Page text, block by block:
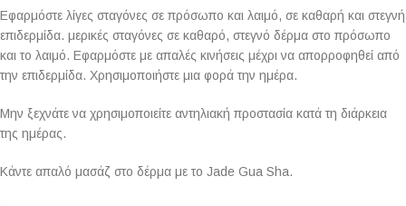
Εφαρμόστε λίγες σταγόνες σε πρόσωπο και λαιμό, σε καθαρή και στεγνή
επιδερμίδα. μερικές σταγόνες σε καθαρό, στεγνό δέρμα στο πρόσωπο
και το λαιμό. Εφαρμόστε με απαλές κινήσεις μέχρι να απορροφηθεί από
την επιδερμίδα. Χρησιμοποιήστε μια φορά την ημέρα.
Μην ξεχνάτε να χρησιμοποιείτε αντηλιακή προστασία κατά τη διάρκεια
της ημέρας.
Κάντε απαλό μασάζ στο δέρμα με το Jade Gua Sha.